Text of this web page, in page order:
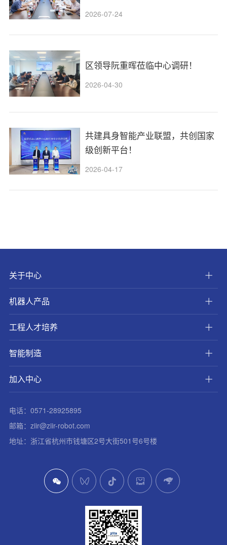
2026-07-24
区领导阮重晖莅临中心调研！
2026-04-30
共建具身智能产业联盟，共创国家
级创新平台！
2026-04-17
关于中心
机器人产品
工程人才培养
智能制造
加入中心
电话：0571-28925895
邮箱：ziir@ziir-robot.com
地址：浙江省杭州市钱塘区2号大街501号6号楼